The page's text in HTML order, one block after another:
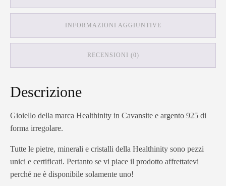
INFORMAZIONI AGGIUNTIVE
RECENSIONI (0)
Descrizione
Gioiello della marca Healthinity in Cavansite e argento 925 di
forma irregolare.
Tutte le pietre, minerali e cristalli della Healthinity sono pezzi
unici e certificati. Pertanto se vi piace il prodotto affrettatevi
perché ne è disponibile solamente uno!